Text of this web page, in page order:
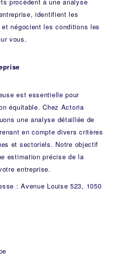
identifient les
négocient les conditions les
vous.
est essentielle pour
équitable. Chez Actoria
une analyse détaillée de
en compte divers critères
et sectoriels. Notre objectif
estimation précise de la
entreprise.
: Avenue Louise 523, 1050